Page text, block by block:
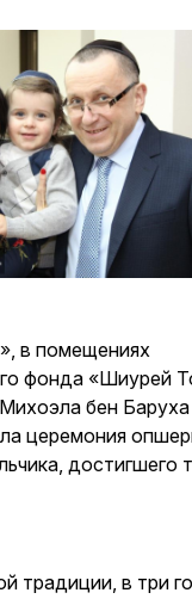
в помещениях
фонда «Шиурей
бен Баруха
церемония
достигшего
традиции, в три